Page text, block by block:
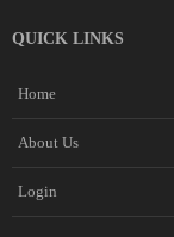
QUICK LINKS
Home
About Us
Login